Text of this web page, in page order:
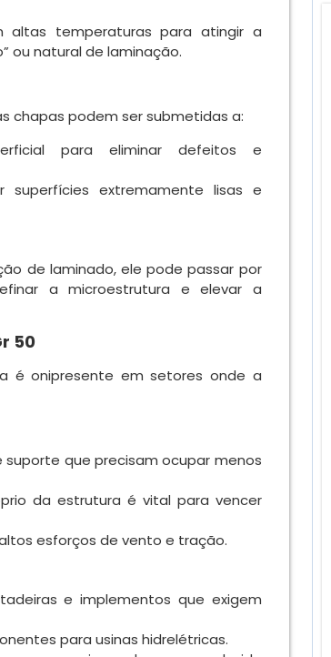
altas temperaturas para atingir a
ou natural de laminação.
chapas podem ser submetidas a:
para eliminar defeitos e
superfícies extremamente lisas e
de laminado, ele pode passar por
a microestrutura e elevar a
50
é onipresente em setores onde a
suporte que precisam ocupar menos
da estrutura é vital para vencer
esforços de vento e tração.
e implementos que exigem
para usinas hidrelétricas.